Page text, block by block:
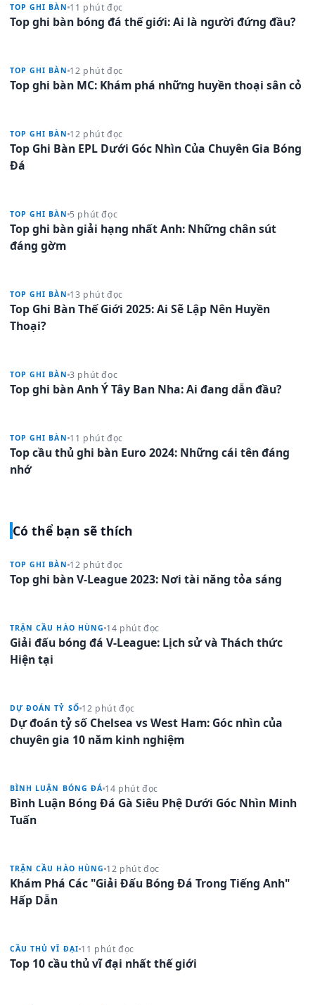
TOP GHI BÀN 11 phút đọc
Top ghi bàn bóng đá thế giới: Ai là người đứng đầu?
TOP GHI BÀN 12 phút đọc
Top ghi bàn MC: Khám phá những huyền thoại sân cỏ
TOP GHI BÀN 12 phút đọc
Top Ghi Bàn EPL Dưới Góc Nhìn Của Chuyên Gia Bóng
Đá
TOP GHI BÀN 5 phút đọc
Top ghi bàn giải hạng nhất Anh: Những chân sút
đáng gờm
TOP GHI BÀN 13 phút đọc
Top Ghi Bàn Thế Giới 2025: Ai Sẽ Lập Nên Huyền
Thoại?
TOP GHI BÀN 3 phút đọc
Top ghi bàn Anh Ý Tây Ban Nha: Ai đang dẫn đầu?
TOP GHI BÀN 11 phút đọc
Top cầu thủ ghi bàn Euro 2024: Những cái tên đáng
nhớ
Có thể bạn sẽ thích
TOP GHI BÀN 12 phút đọc
Top ghi bàn V-League 2023: Nơi tài năng tỏa sáng
TRẬN CẦU HÀO HÙNG 14 phút đọc
Giải đấu bóng đá V-League: Lịch sử và Thách thức
Hiện tại
DỰ ĐOÁN TỶ SỐ 12 phút đọc
Dự đoán tỷ số Chelsea vs West Ham: Góc nhìn của
chuyên gia 10 năm kinh nghiệm
BÌNH LUẬN BÓNG ĐÁ 14 phút đọc
Bình Luận Bóng Đá Gà Siêu Phệ Dưới Góc Nhìn Minh
Tuấn
TRẬN CẦU HÀO HÙNG 12 phút đọc
Khám Phá Các "Giải Đấu Bóng Đá Trong Tiếng Anh"
Hấp Dẫn
CẦU THỦ VĨ ĐẠI 11 phút đọc
Top 10 cầu thủ vĩ đại nhất thế giới